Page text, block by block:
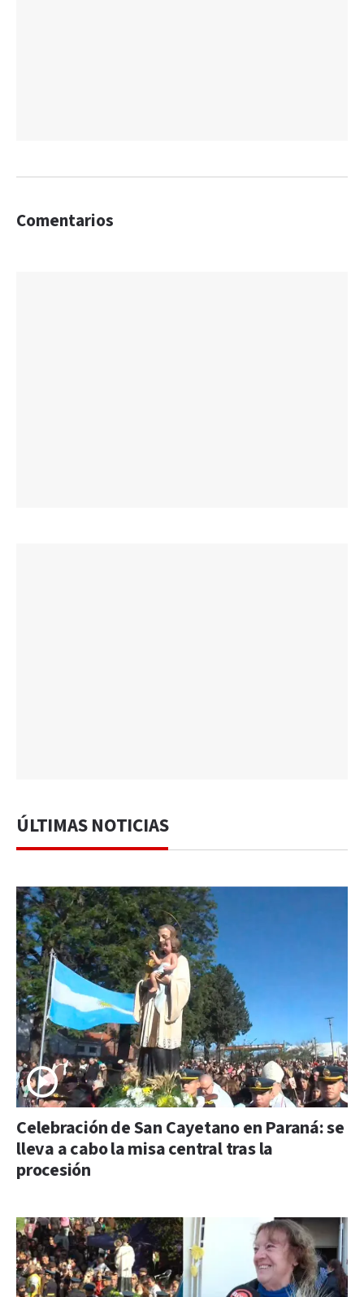
Comentarios
ÚLTIMAS NOTICIAS
Celebración de San Cayetano en Paraná: se
lleva a cabo la misa central tras la
procesión